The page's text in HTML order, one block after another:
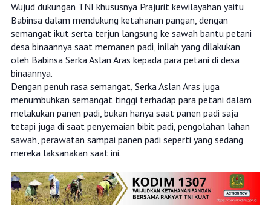
Wujud dukungan TNI khususnya Prajurit kewilayahan yaitu
Babinsa dalam mendukung ketahanan pangan, dengan
semangat ikut serta terjun langsung ke sawah bantu petani
desa binaannya saat memanen padi, inilah yang dilakukan
oleh Babinsa Serka Aslan Aras kepada para petani di desa
binaannya.
Dengan penuh rasa semangat, Serka Aslan Aras juga
menumbuhkan semangat tinggi terhadap para petani dalam
melakukan panen padi, bukan hanya saat panen padi saja
tetapi juga di saat penyemaian bibit padi, pengolahan lahan
sawah, perawatan sampai panen padi seperti yang sedang
mereka laksanakan saat ini.